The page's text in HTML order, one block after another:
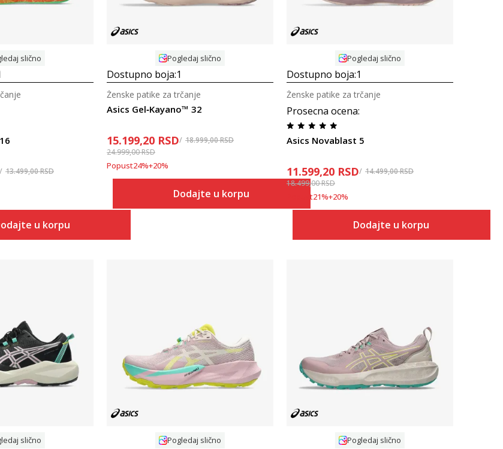
slično
13.499,00RSD
u korpu
Pogledaj slično
Dostupno boja:1
Asics Gel‑Kayano™ 32
Ženske patike za trčanje
15.199,20 RSD 18.999,00RSD
24.999,00RSD
Popust24%+20%
Dodajte u korpu
Pogledaj slično
Dostupno boja:1
Prosecna ocena:
Asics Novablast 5
Ženske patike za trčanje
11.599,20 RSD 14.499,00RSD
18.499,00RSD
Popust21%+20%
Dodajte u korpu
slično
Uporedi
Pogledaj slično
Uporedi
Pogledaj slično